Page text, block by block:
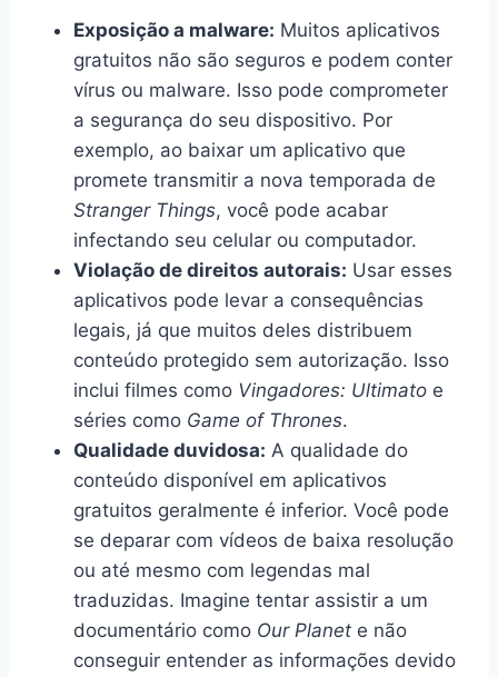
Exposição a malware: Muitos aplicativos
gratuitos não são seguros e podem conter
vírus ou malware. Isso pode comprometer
a segurança do seu dispositivo. Por
exemplo, ao baixar um aplicativo que
promete transmitir a nova temporada de
Stranger Things, você pode acabar
infectando seu celular ou computador.
Violação de direitos autorais: Usar esses
aplicativos pode levar a consequências
legais, já que muitos deles distribuem
conteúdo protegido sem autorização. Isso
inclui filmes como Vingadores: Ultimato e
séries como Game of Thrones.
Qualidade duvidosa: A qualidade do
conteúdo disponível em aplicativos
gratuitos geralmente é inferior. Você pode
se deparar com vídeos de baixa resolução
ou até mesmo com legendas mal
traduzidas. Imagine tentar assistir a um
documentário como Our Planet e não
conseguir entender as informações devido